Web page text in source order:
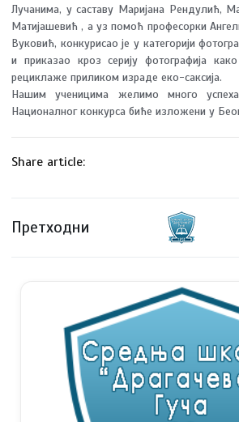
Лучанима, у саставу Маријана Рендулић,
Матијашевић , а уз помоћ професорки
Вуковић, конкурисао је у категорији
и приказао кроз серију фотографија
рециклаже приликом израде еко-саксија.
Нашим ученицима желимо много
Националног конкурса биће изложени у
Share article:
Претходни